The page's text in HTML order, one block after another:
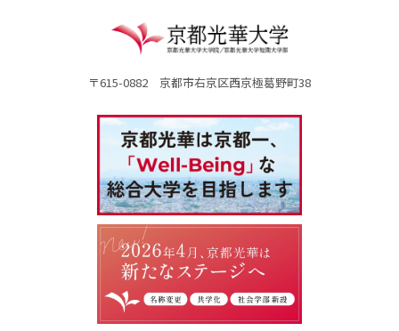
〒615-0882 京都市右京区西京極葛野町38